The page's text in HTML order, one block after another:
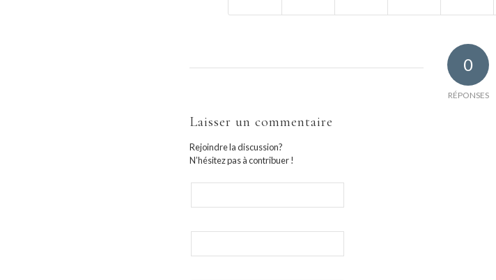
0
RÉPONSES
Laisser un commentaire
Rejoindre la discussion?
N’hésitez pas à contribuer !